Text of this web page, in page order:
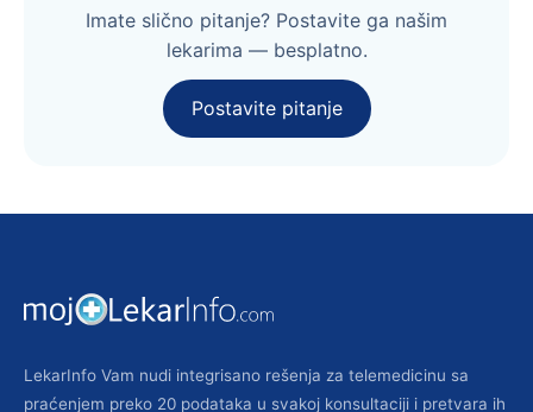
Imate slično pitanje? Postavite ga našim
lekarima — besplatno.
Postavite pitanje
LekarInfo Vam nudi integrisano rešenja za telemedicinu sa
praćenjem preko 20 podataka u svakoj konsultaciji i pretvara ih